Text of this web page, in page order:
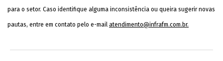
para o setor. Caso identifique alguma inconsistência ou queira sugerir novas
pautas, entre em contato pelo e-mail atendimento@infrafm.com.br.